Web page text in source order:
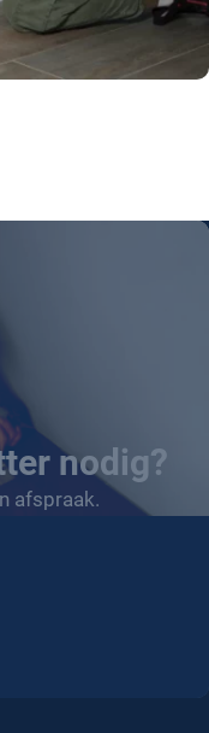
nodig?
afspraak.